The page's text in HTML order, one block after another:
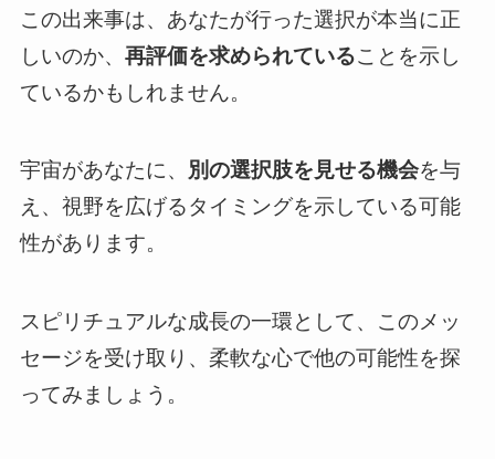
この出来事は、あなたが行った選択が本当に正
しいのか、 再評価を求められていることを示し
ているかもしれません。
宇宙があなたに、 別の選択肢を見せる機会を与
え、視野を広げるタイミングを示している可能
性があります。
スピリチュアルな成長の一環として、このメッ
セージを受け取り、柔軟な心で他の可能性を探
ってみましょう。